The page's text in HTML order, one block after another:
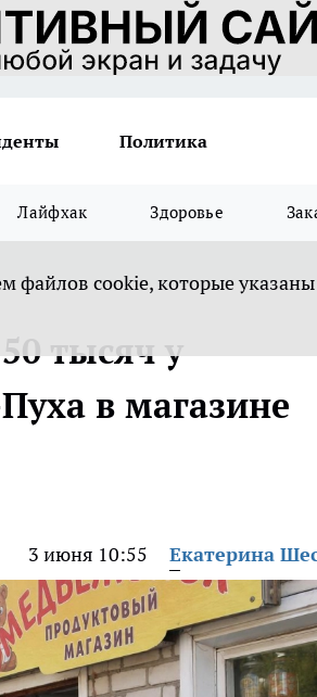
Политика
Лайфхак Здоровье
файлов cookie, которые
тысяч у
в магазине
3 июня 10:55 Екатерина